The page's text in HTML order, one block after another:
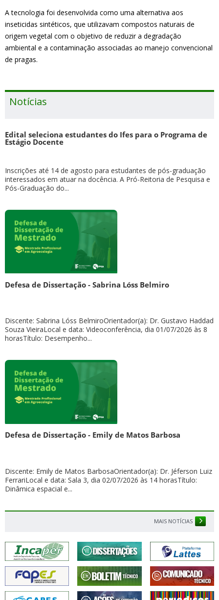
A tecnologia foi desenvolvida como uma alternativa aos
inseticidas sintéticos, que utilizavam compostos naturais de
origem vegetal com o objetivo de reduzir a degradação
ambiental e a contaminação associadas ao manejo convencional
de pragas.
Notícias
Edital seleciona estudantes do Ifes para o Programa de
Estágio Docente
Inscrições até 14 de agosto para estudantes de pós-graduação
interessados em atuar na docência. A Pró-Reitoria de Pesquisa e
Pós-Graduação do...
Defesa de Dissertação - Sabrina Lóss Belmiro
Discente: Sabrina Lóss BelmiroOrientador(a): Dr. Gustavo Haddad
Souza VieiraLocal e data: Videoconferência, dia 01/07/2026 às 8
horasTítulo: Desempenho...
Defesa de Dissertação - Emily de Matos Barbosa
Discente: Emily de Matos BarbosaOrientador(a): Dr. Jéferson Luiz
FerrariLocal e data: Sala 3, dia 02/07/2026 às 14 horasTítulo:
Dinâmica espacial e...
MAIS NOTÍCIAS